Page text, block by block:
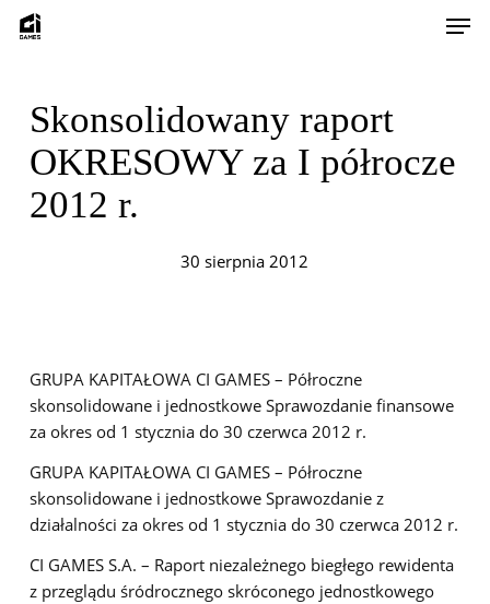
Skip
Skonsolidowany raport
OKRESOWY za I półrocze
2012 r.
30 sierpnia 2012
GRUPA KAPITAŁOWA CI GAMES – Półroczne
skonsolidowane i jednostkowe Sprawozdanie finansowe
za okres od 1 stycznia do 30 czerwca 2012 r.
GRUPA KAPITAŁOWA CI GAMES – Półroczne
skonsolidowane i jednostkowe Sprawozdanie z
działalności za okres od 1 stycznia do 30 czerwca 2012 r.
CI GAMES S.A. – Raport niezależnego biegłego rewidenta
z przeglądu śródrocznego skróconego jednostkowego